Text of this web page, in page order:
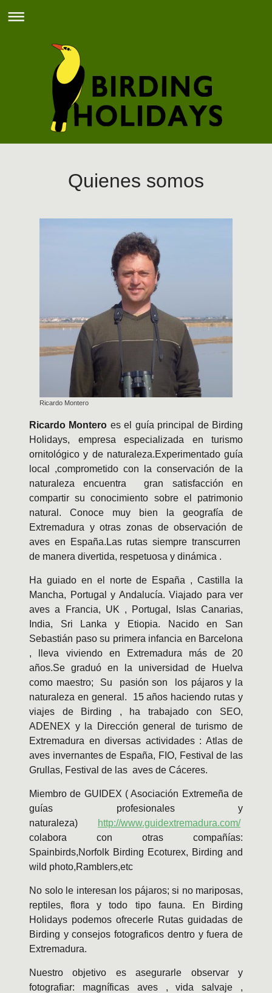
Quienes somos
Ricardo Montero
Ricardo Montero es el guía principal de Birding
Holidays, empresa especializada en turismo
ornitológico y de naturaleza.Experimentado guía
local ,comprometido con la conservación de la
naturaleza encuentra gran satisfacción en
compartir su conocimiento sobre el patrimonio
natural. Conoce muy bien la geografía de
Extremadura y otras zonas de observación de
aves en España.Las rutas siempre transcurren
de manera divertida, respetuosa y dinámica .
Ha guiado en el norte de España , Castilla la
Mancha, Portugal y Andalucía. Viajado para ver
aves a Francia, UK , Portugal, Islas Canarias,
India, Sri Lanka y Etiopia. Nacido en San
Sebastián paso su primera infancia en Barcelona
, lleva viviendo en Extremadura más de 20
años.Se graduó en la universidad de Huelva
como maestro; Su pasión son los pájaros y la
naturaleza en general. 15 años haciendo rutas y
viajes de Birding , ha trabajado con SEO,
ADENEX y la Dirección general de turismo de
Extremadura en diversas actividades : Atlas de
aves invernantes de España, FIO, Festival de las
Grullas, Festival de las aves de Cáceres.
Miembro de GUIDEX ( Asociación Extremeña de
guías profesionales y
naturaleza)
http://www.guidextremadura.com/
colabora con otras compañías:
Spainbirds,Norfolk Birding Ecoturex, Birding and
wild photo,Ramblers,etc
No solo le interesan los pájaros; si no mariposas,
reptiles, flora y todo tipo fauna. En Birding
Holidays podemos ofrecerle Rutas guidadas de
Birding y consejos fotograficos dentro y fuera de
Extremadura.
Nuestro objetivo es asegurarle observar y
fotografiar: magníficas aves , vida salvaje ,